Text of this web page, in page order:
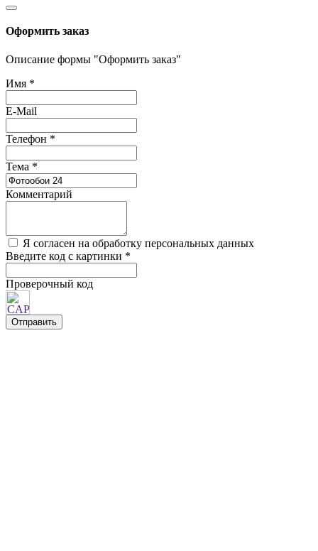
Оформить заказ
Описание формы "Оформить заказ"
Имя *
E-Mail
Телефон *
Тема *
Комментарий
Я согласен на обработку персональных данных
Введите код с картинки *
Проверочный код
Отправить